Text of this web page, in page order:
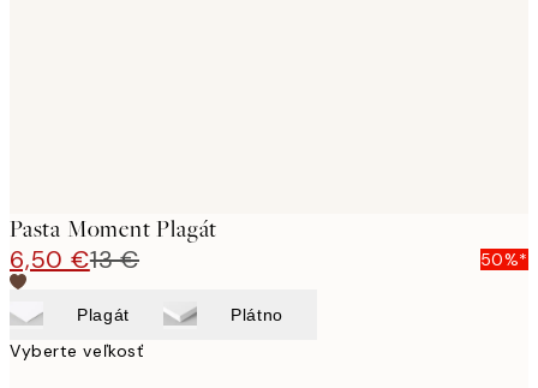
Pasta Moment Plagát
6,50 €13 € 50%*
Plagát Plátno
Vyberte veľkosť